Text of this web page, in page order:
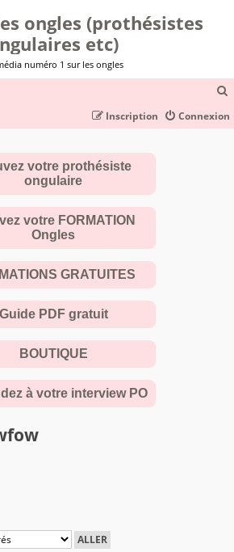
ongles (prothésistes
etc)
numéro 1 sur les ongles
c
Connexion
Inscription
votre prothésiste
ongulaire
votre FORMATION
Ongles
GRATUITES
Guide PDF gratuit
BOUTIQUE
à votre interview PO